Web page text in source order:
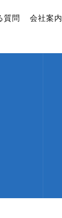
質問 会社案内